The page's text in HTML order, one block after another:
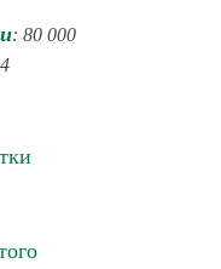
: 80 000